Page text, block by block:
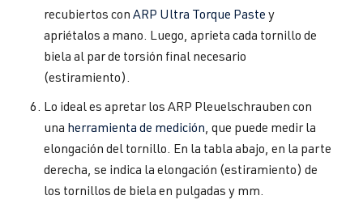
recubiertos con ARP Ultra Torque Paste y
apriétalos a mano. Luego, aprieta cada tornillo de
biela al par de torsión final necesario
(estiramiento).
Lo ideal es apretar los ARP Pleuelschrauben con
una herramienta de medición, que puede medir la
elongación del tornillo. En la tabla abajo, en la parte
derecha, se indica la elongación (estiramiento) de
los tornillos de biela en pulgadas y mm.